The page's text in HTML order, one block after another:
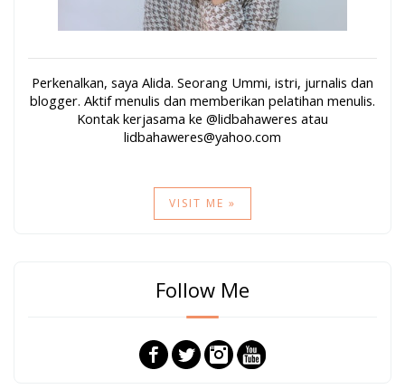
Perkenalkan, saya Alida. Seorang Ummi, istri, jurnalis dan
blogger. Aktif menulis dan memberikan pelatihan menulis.
Kontak kerjasama ke @lidbahaweres atau
lidbahaweres@yahoo.com
VISIT ME »
Follow Me